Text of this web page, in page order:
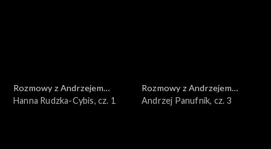
Rozmowy z Andrzejem
Doboszem
Hanna Rudzka-Cybis, cz. 1
Rozmowy z Andrzejem
Doboszem
Andrzej Panufnik, cz. 3